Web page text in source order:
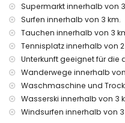
Loreto, Javea), Ruinen
(Historische Altstadt,
(Historische Altstadt,
Altstadt und Javea)
Unterkunft entfernt)
Burg (Portal de la Vila
von der Unterkunft
Sport
Tennis, Wandern,
Supermarkt innerhalb von
Surfen innerhalb von 3 km.
Tauchen innerhalb von 3
Tennisplatz innerhalb von 2
Unterkunft geeignet für die
Wanderwege innerhalb
Waschmaschine und
Wasserski innerhalb von 3
Windsurfen innerhalb von 3